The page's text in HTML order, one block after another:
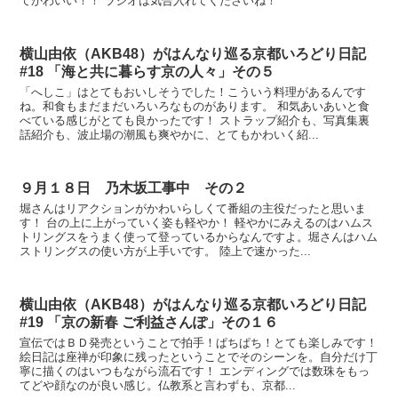
横山由依（AKB48）がはんなり巡る京都いろどり日記
#18 「海と共に暮らす京の人々」その５
「へしこ」はとてもおいしそうでした！こういう料理があるんです
ね。和食もまだまだいろいろなものがあります。 和気あいあいと食
べている感じがとても良かったです！ ストラップ紹介も、写真集裏
話紹介も、波止場の潮風も爽やかに、とてもかわいく紹...
９月１８日 乃木坂工事中 その２
堀さんはリアクションがかわいらしくて番組の主役だったと思いま
す！ 台の上に上がっていく姿も軽やか！ 軽やかにみえるのはハムス
トリングスをうまく使って登っているからなんですよ。堀さんはハム
ストリングスの使い方が上手いです。 陸上で速かった...
横山由依（AKB48）がはんなり巡る京都いろどり日記
#19 「京の新春 ご利益さんぽ」その１６
宣伝ではＢＤ発売ということで拍手！ぱちぱち！とても楽しみです！
絵日記は座禅が印象に残ったということでそのシーンを。自分だけ丁
寧に描くのはいつもながら流石です！ エンディングでは数珠をもっ
てどや顔なのが良い感じ。仏教系と言わずも、京都...